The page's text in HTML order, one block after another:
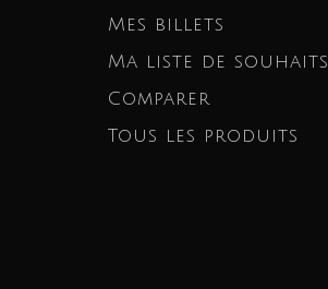
Mes billets
Ma liste de souhaits
Comparer
Tous les produits